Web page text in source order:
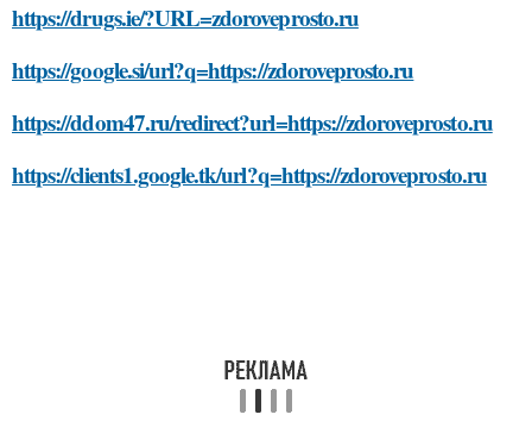
https://drugs.ie/?URL=zdoroveprosto.ru
https://google.si/url?q=https://zdoroveprosto.ru
https://ddom47.ru/redirect?url=https://zdoroveprosto.ru
https://clients1.google.tk/url?q=https://zdoroveprosto.ru